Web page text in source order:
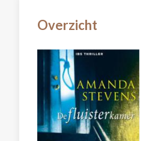
Overzicht